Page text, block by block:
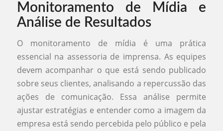
Monitoramento de Mídia e
Análise de Resultados
O monitoramento de mídia é uma prática
essencial na assessoria de imprensa. As equipes
devem acompanhar o que está sendo publicado
sobre seus clientes, analisando a repercussão das
ações de comunicação. Essa análise permite
ajustar estratégias e entender como a imagem da
empresa está sendo percebida pelo público e pela